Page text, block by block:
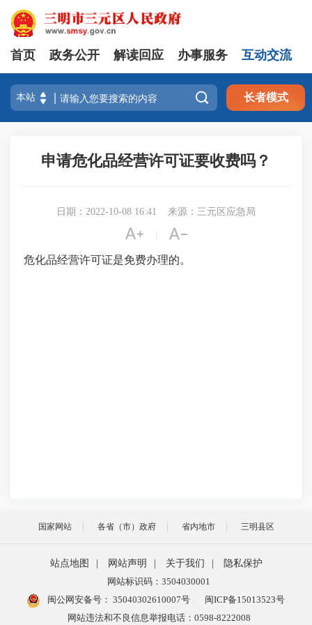
首页 政务公开 解读回应 办事服务 互动交流
 长者模式
申请危化品经营许可证要收费吗？
日期：2022-10-08 16:41 来源：三元区应急局
 
危化品经营许可证是免费办理的。
国家网站 各省（市）政府 省内地市 三明县区
站点地图 网站声明 关于我们
隐私保护
网站标识码：3504030001
闽公网安备号： 35040302610007号
闽ICP备15013523号
网站违法和不良信息举报电话：0598-8222008